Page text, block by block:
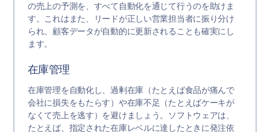
の売上の予測を、すべて自動化を通じて行うのを助けま
す。これはまた、リードが正しい営業担当者に振り分け
られ、顧客データが自動的に更新されることも確実にし
ます。
在庫管理
在庫管理を自動化し、過剰在庫（たとえば食品が痛んで
会社に損失をもたらす）や在庫不足（たとえばケーキが
なくて売上を逃す）を避けましょう。ソフトウェアは、
たとえば、指定された在庫レベルに達したときに発注依